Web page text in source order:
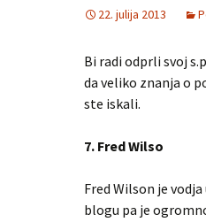
22. julija 2013
Bi radi odprli svoj
da veliko znanja o
ste iskali.
7. Fred Wilso
Fred Wilson je
blogu pa je